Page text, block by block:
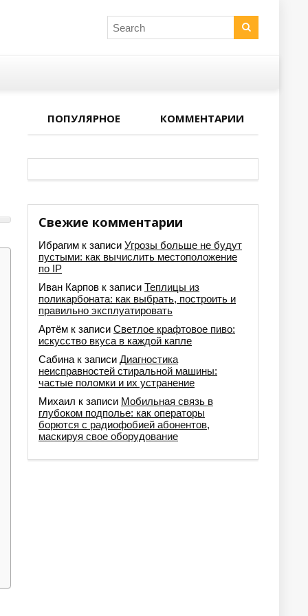
ПОПУЛЯРНОЕ КОММЕНТАРИИ
Свежие комментарии
Ибрагим к записи Угрозы больше не будут
пустыми: как вычислить местоположение
по IP
Иван Карпов к записи Теплицы из
поликарбоната: как выбрать, построить и
правильно эксплуатировать
Артём к записи Светлое крафтовое пиво:
искусство вкуса в каждой капле
Сабина к записи Диагностика
неисправностей стиральной машины:
частые поломки и их устранение
Михаил к записи Мобильная связь в
глубоком подполье: как операторы
борются с радиофобией абонентов,
маскируя свое оборудование